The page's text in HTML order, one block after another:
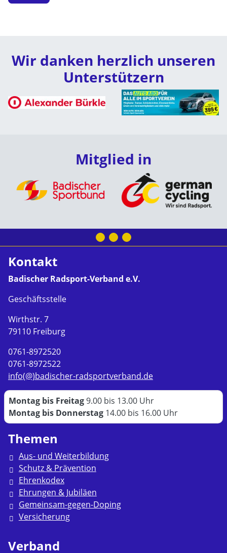
Wir danken herzlich unseren
Unterstützern
Mitglied in
Kontakt
Badischer Radsport-Verband e.V.
Geschäftsstelle
Wirthstr. 7
79110 Freiburg
0761-8972520
0761-8972522
info(@)badischer-radsportverband.de
Montag bis Freitag9.00 bis 13.00 Uhr
Montag bis Donnerstag 14.00 bis 16.00 Uhr
Themen
Aus- und Weiterbildung
Schutz & Prävention
Ehrenkodex
Ehrungen & Jubiläen
Gemeinsam-gegen-Doping
Versicherung
Verband